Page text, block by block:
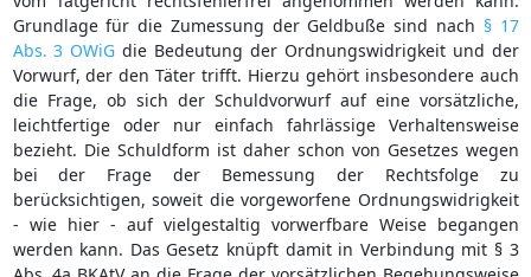
Grundlage für die Zumessung der Geldbuße sind nach § 17
Abs. 3 OWiG die Bedeutung der Ordnungswidrigkeit und der
Vorwurf, der den Täter trifft. Hierzu gehört insbesondere auch
die Frage, ob sich der Schuldvorwurf auf eine vorsätzliche,
leichtfertige oder nur einfach fahrlässige Verhaltensweise
bezieht. Die Schuldform ist daher schon von Gesetzes wegen
bei der Frage der Bemessung der Rechtsfolge zu
berücksichtigen, soweit die vorgeworfene Ordnungswidrigkeit
- wie hier - auf vielgestaltig vorwerfbare Weise begangen
werden kann. Das Gesetz knüpft damit in Verbindung mit § 3